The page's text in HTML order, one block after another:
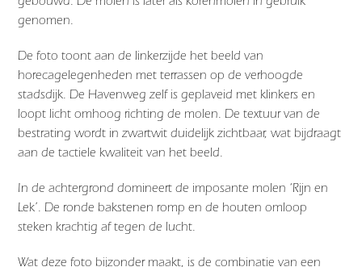
genomen.
De foto toont aan de linkerzijde het beeld van
horecagelegenheden met terrassen op de verhoogde
stadsdijk. De Havenweg zelf is geplaveid met klinkers en
loopt licht omhoog richting de molen. De textuur van de
bestrating wordt in zwartwit duidelijk zichtbaar, wat bijdraagt
aan de tactiele kwaliteit van het beeld.
In de achtergrond domineert de imposante molen ‘Rijn en
Lek’. De ronde bakstenen romp en de houten omloop
steken krachtig af tegen de lucht.
Wat deze foto bijzonder maakt, is de combinatie van een